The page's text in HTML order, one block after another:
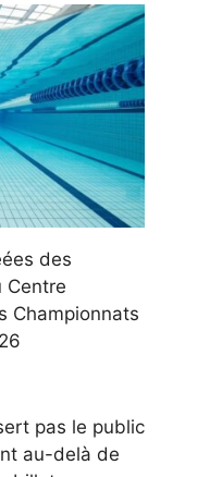
des
Centre
Championnats